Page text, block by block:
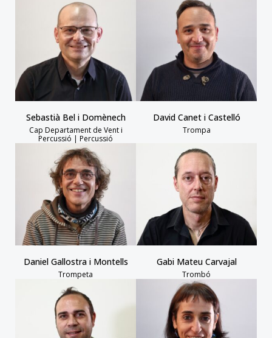
Sebastià Bel i Domènech
Cap Departament de Vent i
Percussió | Percussió
David Canet i Castelló
Trompa
Daniel Gallostra i Montells
Trompeta
Gabi Mateu Carvajal
Trombó